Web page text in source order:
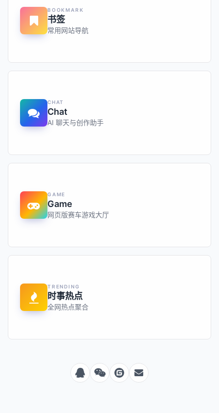
BOOKMARK
书签
常用网站导航
CHAT
Chat
AI 聊天与创作助手
GAME
Game
网页版赛车游戏大厅
TRENDING
时事热点
全网热点聚合